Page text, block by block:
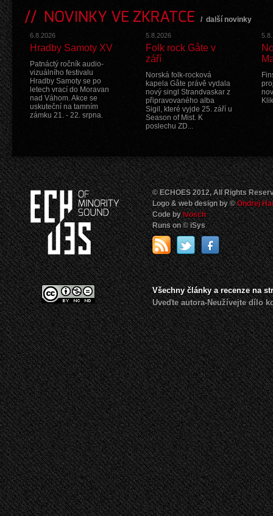
NOVINKY VE ZKRATCE / další novinky
6.8.2026
Hradby Samoty XV
Patnáctý ročník audio-
vizuálního festivalu
Hradby Samoty se po
letech vrací do Moravan
nad Váhom. Akce se
uskuteční na tamním
zámku 21. - 22. srpna.
5.8.2026
Folk rock Gåte v
září
Norská folk-rocková
kapela Gåte právě vydala
nový singl Strandvaskar z
připravovaného alba
Sigil, které vyjde 25. září u
Season of Mist. K
poslechu ZD...
© ECHOES 2012, All Rights
Logo & web design by ©Ondrej
Code byIvosch
Runs on © iSys
Všechny články a recenze na
Uveďte autora-Neužívejte dílo